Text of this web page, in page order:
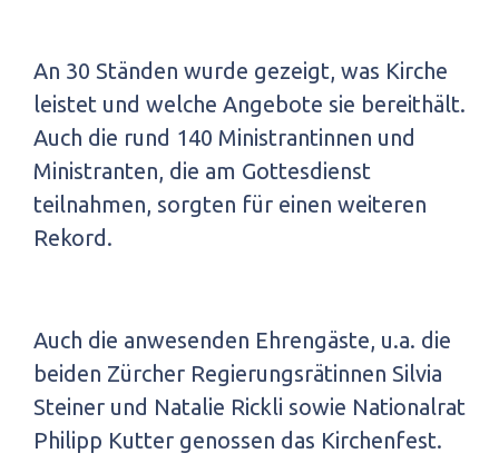
An 30 Ständen wurde gezeigt, was Kirche
leistet und welche Angebote sie bereithält.
Auch die rund 140 Ministrantinnen und
Ministranten, die am Gottesdienst
teilnahmen, sorgten für einen weiteren
Rekord.
Auch die anwesenden Ehrengäste, u.a. die
beiden Zürcher Regierungsrätinnen Silvia
Steiner und Natalie Rickli sowie Nationalrat
Philipp Kutter genossen das Kirchenfest.